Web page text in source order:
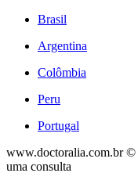
Brasil
Argentina
Colômbia
Peru
Portugal
www.doctoralia.com.br ©
uma consulta